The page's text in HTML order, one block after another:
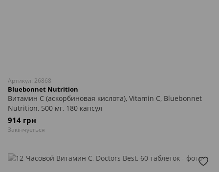
Артикул: 26868
Bluebonnet Nutrition
Витамин С (аскорбиновая кислота), Vitamin C, Bluebonnet
Nutrition, 500 мг, 180 капсул
914 грн
Закінчується